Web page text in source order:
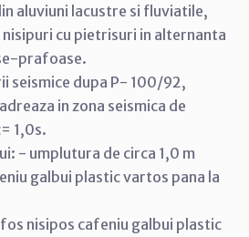
aluviuni lacustre si fluviatile,
cu pietrisuri in alternanta
prafoase.
seismice dupa P- 100/92,
in zona seismica de
1,0s.
- umplutura de circa 1,0 m
galbui plastic vartos pana la
nisipos cafeniu galbui plastic